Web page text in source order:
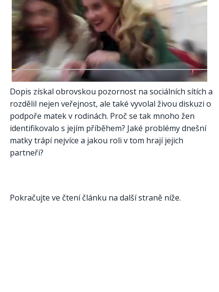
Dopis získal obrovskou pozornost na sociálních sítích a
rozdělil nejen veřejnost, ale také vyvolal živou diskuzi o
podpoře matek v rodinách. Proč se tak mnoho žen
identifikovalo s jejím příběhem? Jaké problémy dnešní
matky trápí nejvíce a jakou roli v tom hrají jejich
partneři?
Pokračujte ve čtení článku na další straně níže.